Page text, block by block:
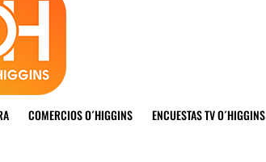
COMERCIOS O´HIGGINS ENCUESTAS TV O´HIGGINS